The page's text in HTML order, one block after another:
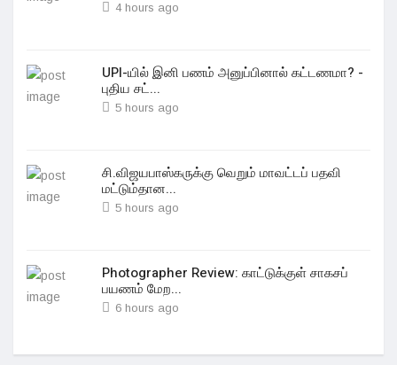
4 hours ago
UPI-யில் இனி பணம் அனுப்பினால் கட்டணமா? -
புதிய சட்...
5 hours ago
சி.விஜயபாஸ்கருக்கு வெறும் மாவட்டப் பதவி
மட்டும்தான...
5 hours ago
Photographer Review: காட்டுக்குள் சாகசப்
பயணம் மேற...
6 hours ago